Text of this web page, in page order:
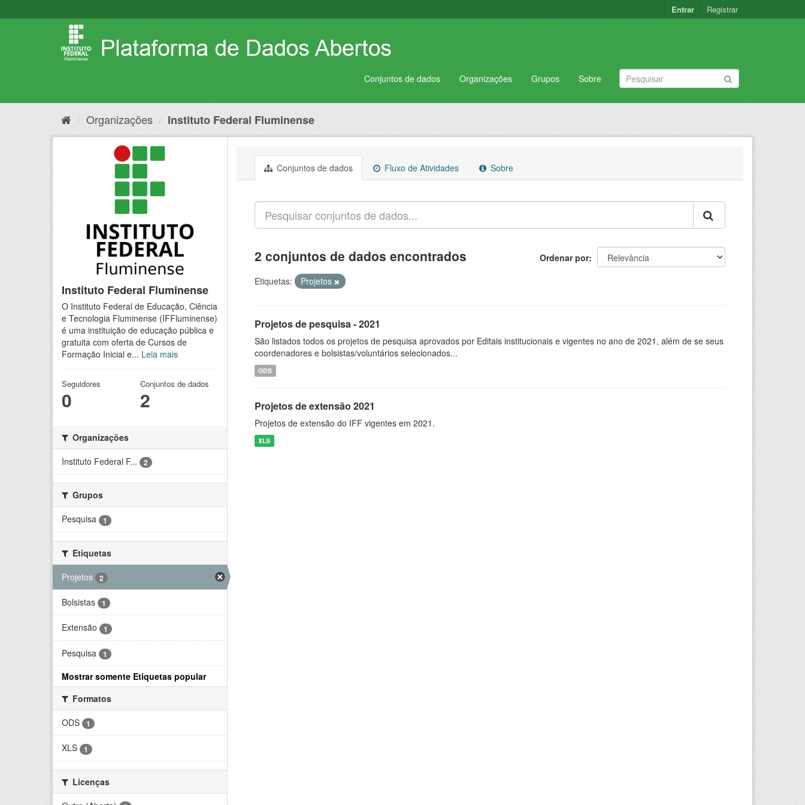
para
Entrar Registrar
Conjuntos de dados Organizações Grupos Sobre
Organizações Instituto Federal Fluminense
Instituto Federal Fluminense
O Instituto Federal de Educação, Ciência
e Tecnologia Fluminense (IFFluminense)
é uma instituição de educação pública e
gratuita com oferta de Cursos de
Formação Inicial e... Leia mais
Seguidores
0
Conjuntos de dados
2
Organizações
Instituto Federal F...
2
Grupos
Pesquisa
1
Etiquetas
Projetos
2
Bolsistas 1
Extensão 1
Pesquisa 1
Mostrar somente Etiquetas popular
Formatos
ODS
1
XLS 1
Licenças
Conjuntos de dados Fluxo de Atividades Sobre
Ordenar por
2 conjuntos de dados encontrados
Etiquetas: Projetos
Projetos de pesquisa - 2021
São listados todos os projetos de pesquisa aprovados por Editais institucionais e vigentes no ano de 2021, além de se seus
coordenadores e bolsistas/voluntários selecionados...
ODS
Projetos de extensão 2021
Projetos de extensão do IFF vigentes em 2021.
XLS